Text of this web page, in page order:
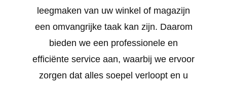
leegmaken van uw winkel of magazijn
een omvangrijke taak kan zijn. Daarom
bieden we een professionele en
efficiënte service aan, waarbij we ervoor
zorgen dat alles soepel verloopt en u